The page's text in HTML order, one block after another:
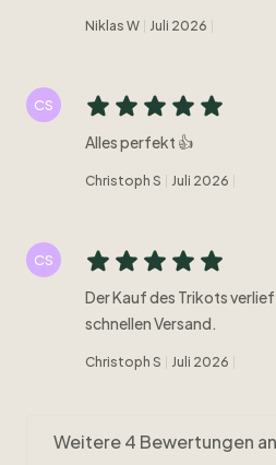
Niklas W Juli 2026
CS
Alles perfekt 👍
Christoph S Juli 2026
CS
Der Kauf des Trikots
schnellen Versand.
Christoph S Juli 2026
Weitere 4 Bewertungen